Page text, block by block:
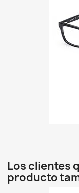
Los clientes
producto